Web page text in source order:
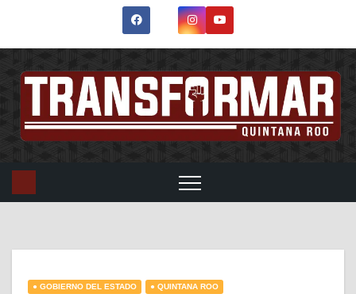
● GOBIERNO DEL ESTADO ● QUINTANA ROO